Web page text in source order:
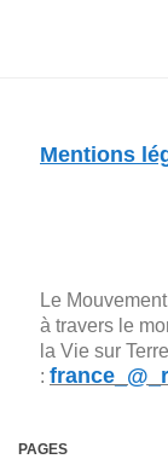
Mentions
Le
à travers le
la Vie sur
:
PAGES